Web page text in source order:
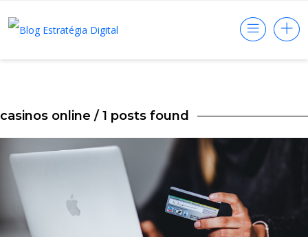
casinos online / 1 posts found